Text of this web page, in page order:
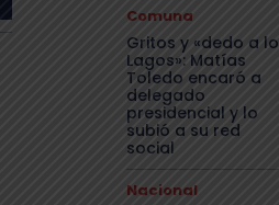
Comuna
Gritos y «dedo a lo
Lagos»: Matías
Toledo encaró a
delegado
presidencial y lo
subió a su red
social
Nacional